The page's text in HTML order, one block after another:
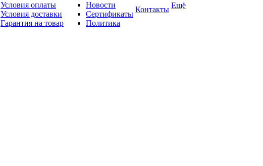
Условия оплаты
Условия доставки
Гарантия на товар
Новости
Сертификаты
Политика
Контакты Ещё